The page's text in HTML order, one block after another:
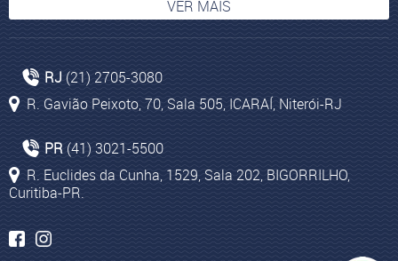
VER MAIS
Pacotes de turismo para Dubai
Pacotes para Egito
RJ (21) 2705-3080
R. Gavião Peixoto, 70, Sala 505, ICARAÍ, Niterói-RJ
PR (41) 3021-5500
R. Euclides da Cunha, 1529, Sala 202, BIGORRILHO,
Curitiba-PR.